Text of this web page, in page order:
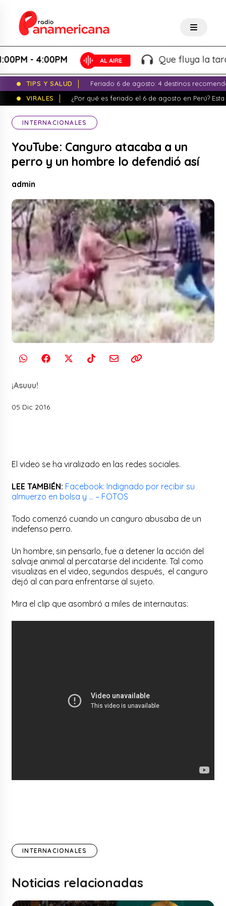
- 4:00PM Que fluya la tarde!
TIPS Y SALUD
Feriado 6 de agosto: 4 destinos
VIRALES
¿Por qué es feriado el 6 de agosto en Perú?
INTERNACIONALES
YouTube: Canguro atacaba a un
perro y un hombre lo defendió así
admin
¡Asuuu!
05 Dic 2016
El video se ha viralizado en las redes sociales.
LEE TAMBIÉN: Facebook: Indignado por recibir su
almuerzo en bolsa y … – FOTOS
Todo comenzó cuando un canguro abusaba de un
indefenso perro.
Un hombre, sin pensarlo, fue a detener la acción del
salvaje animal al percatarse del incidente. Tal como
visualizas en el video, segundos después, el canguro
dejó al can para enfrentarse al sujeto.
Mira el clip que asombró a miles de internautas:
INTERNACIONALES
Noticias relacionadas